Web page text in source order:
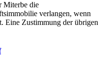
Miterbe die
verlangen, wenn
Eine Zustimmung der übrigen